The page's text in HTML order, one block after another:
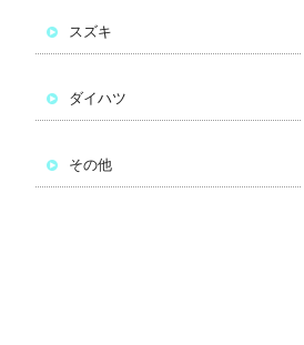
スズキ
ダイハツ
その他